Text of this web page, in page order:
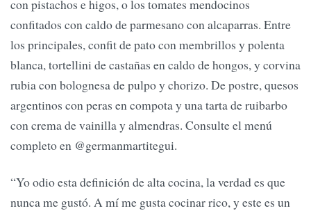
con pistachos e higos, o los tomates mendocinos
confitados con caldo de parmesano con alcaparras. Entre
los principales, confit de pato con membrillos y polenta
blanca, tortellini de castañas en caldo de hongos, y corvina
rubia con bolognesa de pulpo y chorizo. De postre, quesos
argentinos con peras en compota y una tarta de ruibarbo
con crema de vainilla y almendras. Consulte el menú
completo en @germanmartitegui.
“Yo odio esta definición de alta cocina, la verdad es que
nunca me gustó. A mí me gusta cocinar rico, y este es un